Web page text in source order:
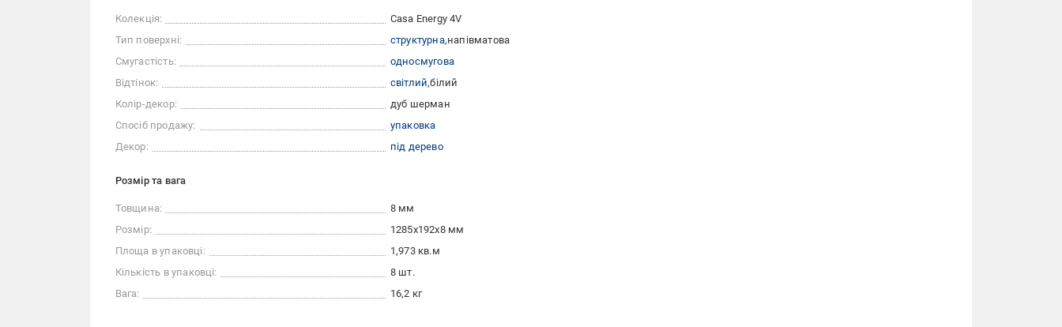
Колекція:
Casa Energy 4V
Тип поверхні:
cтруктурна напівматова
Смугастість:
односмугова
Відтінок:
світлий білий
Колір-декор:
дуб шерман
Спосіб продажу:
упаковка
Декор:
під дерево
Розмір та вага
Товщина:
8 мм
Розмір:
1285x192x8 мм
Площа в упаковці:
1,973 кв.м
Кількість в упаковці:
8 шт.
Вага:
16,2 кг